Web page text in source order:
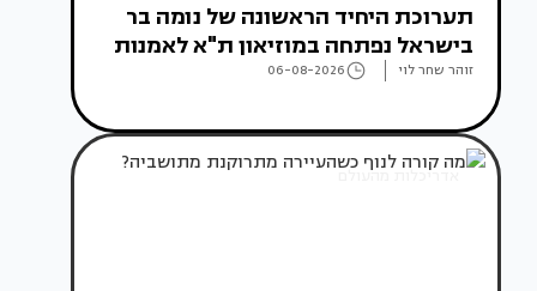
תערוכת היחיד הראשונה של נומה בר
בישראל נפתחה במוזיאון ת"א לאמנות
זוהר שחר לוי 06-08-2026
אדריכלות מהעולם